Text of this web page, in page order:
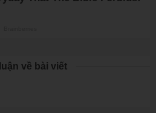
về bài viết